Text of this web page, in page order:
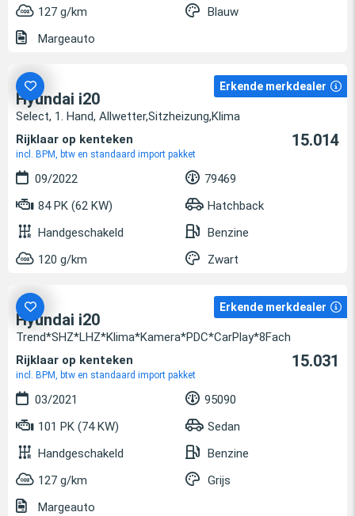
127 g/km
Blauw
Margeauto
Erkende merkdealer
Hyundai i20
Select, 1. Hand, Allwetter,Sitzheizung,Klima
Rijklaar op kenteken
incl. BPM, btw en standaard import pakket
15.014
09/2022
79469
84 PK (62 KW)
Hatchback
Handgeschakeld
Benzine
120 g/km
Zwart
Erkende merkdealer
Hyundai i20
Trend*SHZ*LHZ*Klima*Kamera*PDC*CarPlay*8Fach
Rijklaar op kenteken
incl. BPM, btw en standaard import pakket
15.031
03/2021
95090
101 PK (74 KW)
Sedan
Handgeschakeld
Benzine
127 g/km
Grijs
Margeauto